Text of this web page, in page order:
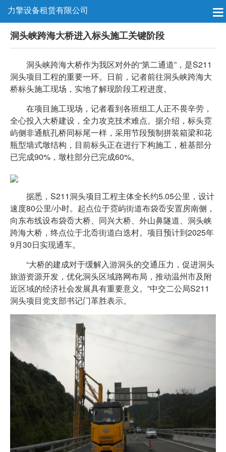
力擎设备租赁有限公司
洞头峡跨海大桥进入标头施工关键阶段
洞头峡跨海大桥作为我区对外的“第二通道”，是S211
洞头项目工程的重要一环。日前，记者前往洞头峡跨海大
桥标头施工现场，实地了解现阶段工程进度。
在项目施工现场，记者看到各班组工人正不畏辛劳，
全心投入大桥建设，全力攻克技术难点。据介绍，标头霓
屿侧非通航孔桥同标尾一样，采用节段预制拼装箱梁和花
瓶型墙式墩结构，目前标头正在进行下构施工，桩基部分
已完成90%，墩柱部分已完成60%。
据悉，S211洞头项目工程主体全长约5.05公里，设计
速度80公里/小时。起点位于霓屿街道布袋岙安置房南侧，
向东布线设布袋岙大桥、同兴大桥、外山鼻隧道、洞头峡
跨海大桥，终点位于北岙街道白迭村。项目预计到2025年
9月30日实现通车。
“大桥的建成对于缓解入游洞头的交通压力，促进洞头
旅游资源开发，优化洞头区域路网布局，推动温州市及附
近区域的经济社会发展具有重要意义。”中交二公局S211
洞头项目党支部书记门革胜表示。